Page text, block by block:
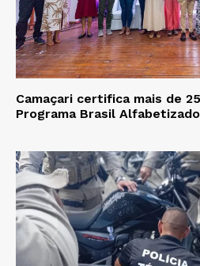
Camaçari certifica mais de
Programa Brasil Alfabetizado